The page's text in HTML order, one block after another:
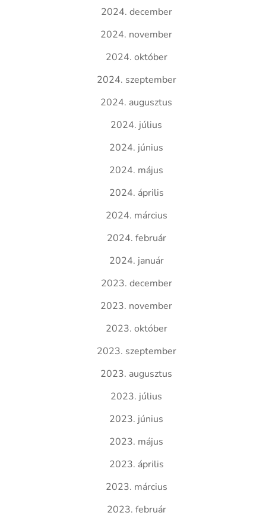
2024. december
2024. november
2024. október
2024. szeptember
2024. augusztus
2024. július
2024. június
2024. május
2024. április
2024. március
2024. február
2024. január
2023. december
2023. november
2023. október
2023. szeptember
2023. augusztus
2023. július
2023. június
2023. május
2023. április
2023. március
2023. február